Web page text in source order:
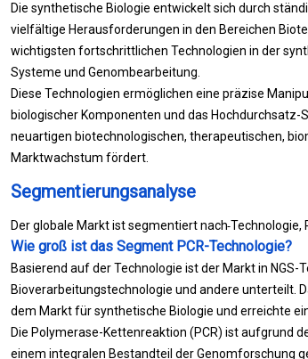
Die synthetische Biologie entwickelt sich durch
vielfältige Herausforderungen in den Bereichen
wichtigsten fortschrittlichen Technologien in der
Systeme und Genombearbeitung.
Diese Technologien ermöglichen eine präzise
biologischer Komponenten und das
neuartigen biotechnologischen, therapeutischen,
Marktwachstum fördert.
Segmentierungsanalyse
Der globale Markt ist segmentiert nachTechnologie,
Wie groß ist das Segment PCR-Technologie?
Basierend auf der Technologie ist der Markt in
Bioverarbeitungstechnologie und andere unterteilt.
dem Markt für synthetische Biologie und erreichte
Die Polymerase-Kettenreaktion (PCR) ist aufgrund
einem integralen Bestandteil der Genomforschung